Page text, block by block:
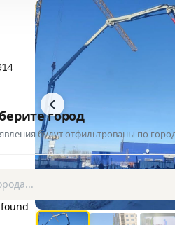
город
будут отфильтрованы по